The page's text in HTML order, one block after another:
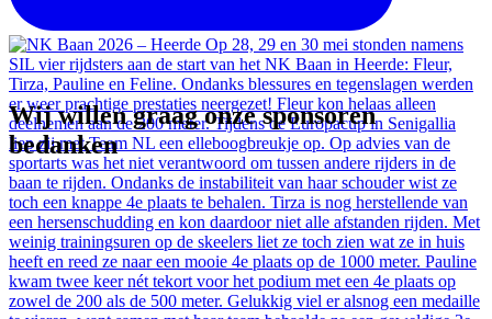
Wij willen graag onze sponsoren
bedanken